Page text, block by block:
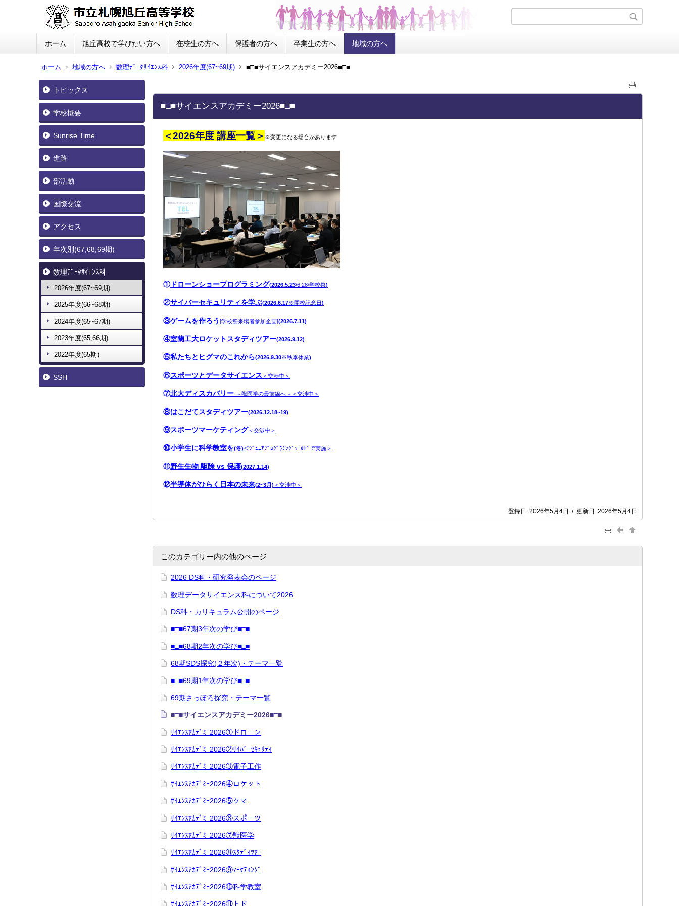
ホーム 旭丘高校で学びたい方へ 在校生の方へ 保護者の方へ 卒業生の方へ 地域の方へ
ホーム 地域の方へ 数理ﾃﾞｰﾀｻｲｴﾝｽ科 2026年度(67~69期) ■□■サイエンスアカデミー2026■□■
トピックス
学校概要
Sunrise Time
進路
部活動
国際交流
アクセス
年次別(67,68,69期)
数理ﾃﾞｰﾀｻｲｴﾝｽ科
2026年度(67~69期)
2025年度(66~68期)
2024年度(65~67期)
2023年度(65,66期)
2022年度(65期)
SSH
■□■サイエンスアカデミー2026■□■
＜2026年度 講座一覧＞ ※変更になる場合があります
①ドローンショープログラミング(2026.5.23/6.28/学校祭)
②サイバーセキュリティを学ぶ(2026.6.17※開校記念日)
③ゲームを作ろう [学校祭来場者参加企画](2026.7.11)
④室蘭工大ロケットスタディツアー(2026.9.12)
⑤私たちとヒグマのこれから(2026.9.30※秋季休業)
⑥スポーツとデータサイエンス ＜交渉中＞
⑦北大ディスカバリー ～獣医学の最前線へ～＜交渉中＞
⑧はこだてスタディツアー(2026.12.18~19)
⑨スポーツマーケティング ＜交渉中＞
⑩小学生に科学教室を(冬)＜ｼﾞｭﾆｱﾌﾟﾛｸﾞﾗﾐﾝｸﾞﾜｰﾙﾄﾞで実施＞
⑪野生生物 駆除 vs 保護(2027.1.14)
⑫半導体がひらく日本の未来(2~3月) ＜交渉中＞
登録日: 2026年5月4日 / 更新日: 2026年5月4日
このカテゴリー内の他のページ
2026 DS科・研究発表会のページ
数理データサイエンス科について2026
DS科・カリキュラム公開のページ
■□■67期3年次の学び■□■
■□■68期2年次の学び■□■
68期SDS探究(２年次)・テーマ一覧
■□■69期1年次の学び■□■
69期さっぽろ探究・テーマ一覧
■□■サイエンスアカデミー2026■□■
ｻｲｴﾝｽｱｶﾃﾞﾐｰ2026①ドローン
ｻｲｴﾝｽｱｶﾃﾞﾐｰ2026②ｻｲﾊﾞｰｾｷｭﾘﾃｨ
ｻｲｴﾝｽｱｶﾃﾞﾐｰ2026③電子工作
ｻｲｴﾝｽｱｶﾃﾞﾐｰ2026④ロケット
ｻｲｴﾝｽｱｶﾃﾞﾐｰ2026⑤クマ
ｻｲｴﾝｽｱｶﾃﾞﾐｰ2026⑥スポーツ
ｻｲｴﾝｽｱｶﾃﾞﾐｰ2026⑦獣医学
ｻｲｴﾝｽｱｶﾃﾞﾐｰ2026⑧ｽﾀﾃﾞｨﾂｱｰ
ｻｲｴﾝｽｱｶﾃﾞﾐｰ2026⑨ﾏｰｹﾃｨﾝｸﾞ
ｻｲｴﾝｽｱｶﾃﾞﾐｰ2026⑩科学教室
ｻｲｴﾝｽｱｶﾃﾞﾐｰ2026⑪トド